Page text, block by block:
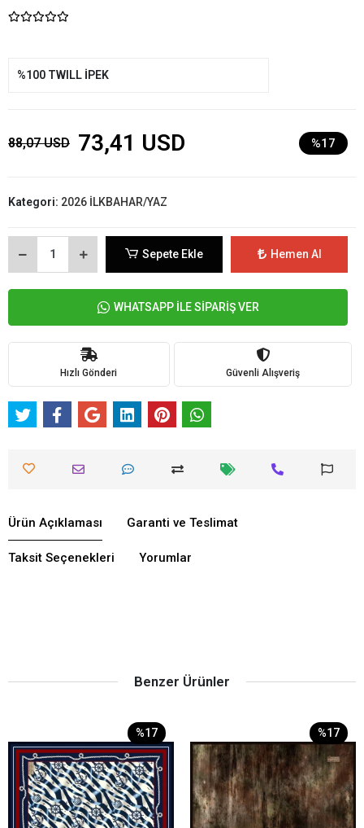
%100 TWILL İPEK
88,07 USD 73,41 USD %17
Kategori: 2026 İLKBAHAR/YAZ
Sepete Ekle Hemen Al
WHATSAPP İLE SİPARİŞ VER
Hızlı Gönderi Güvenli Alışveriş
Ürün Açıklaması Garanti ve Teslimat
Taksit Seçenekleri Yorumlar
Benzer Ürünler
%17 %17